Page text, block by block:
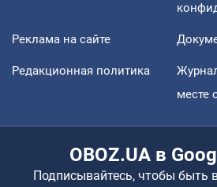
Реклама на сайте
Редакционная политика
месте
OBOZ.UA в
Подписывайтесь, чтобы быть